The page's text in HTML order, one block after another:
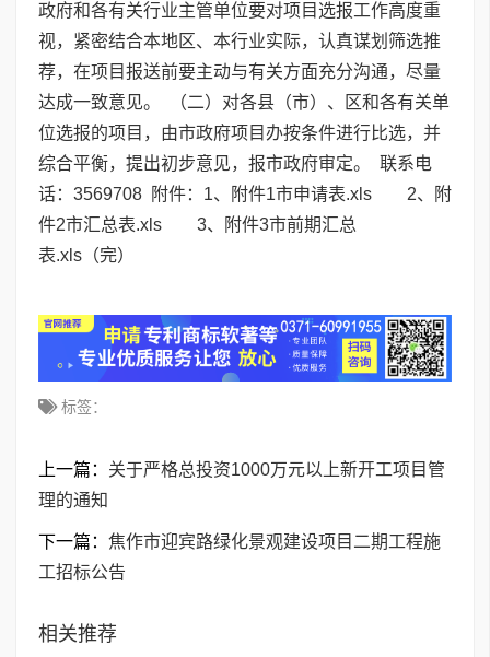
政府和各有关行业主管单位要对项目选报工作高度重
视，紧密结合本地区、本行业实际，认真谋划筛选推
荐，在项目报送前要主动与有关方面充分沟通，尽量
达成一致意见。 （二）对各县（市）、区和各有关单
位选报的项目，由市政府项目办按条件进行比选，并
综合平衡，提出初步意见，报市政府审定。 联系电
话：3569708 附件：1、
附件1市申请表.xls 2、
附
件2市汇总表.xls 3、
附件3市前期汇总
表.xls （完）
标签：
上一篇： 关于严格总投资1000万元以上新开工项目管
理的通知
下一篇： 焦作市迎宾路绿化景观建设项目二期工程施
工招标公告
相关推荐